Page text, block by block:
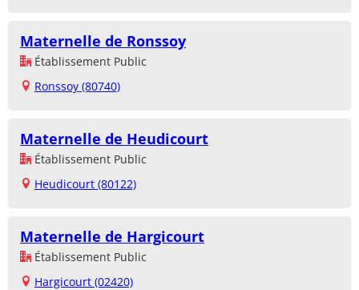
Maternelle de Ronssoy
Établissement Public
Ronssoy (80740)
Maternelle de Heudicourt
Établissement Public
Heudicourt (80122)
Maternelle de Hargicourt
Établissement Public
Hargicourt (02420)